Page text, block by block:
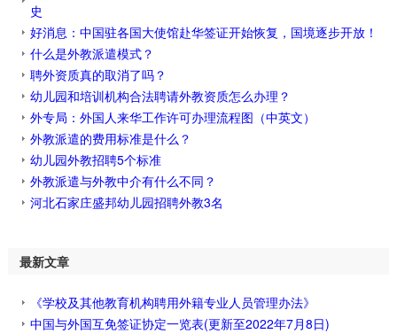
史
好消息：中国驻各国大使馆赴华签证开始恢复，国境逐步开放！
什么是外教派遣模式？
聘外资质真的取消了吗？
幼儿园和培训机构合法聘请外教资质怎么办理？
外专局：外国人来华工作许可办理流程图（中英文）
外教派遣的费用标准是什么？
幼儿园外教招聘5个标准
外教派遣与外教中介有什么不同？
河北石家庄盛邦幼儿园招聘外教3名
最新文章
《学校及其他教育机构聘用外籍专业人员管理办法》
中国与外国互免签证协定一览表(更新至2022年7月8日)